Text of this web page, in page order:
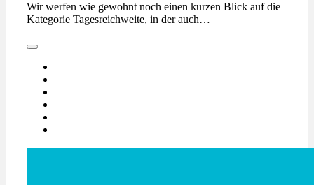
Wir werfen wie gewohnt noch einen kurzen Blick auf die
Kategorie Tagesreichweite, in der auch…